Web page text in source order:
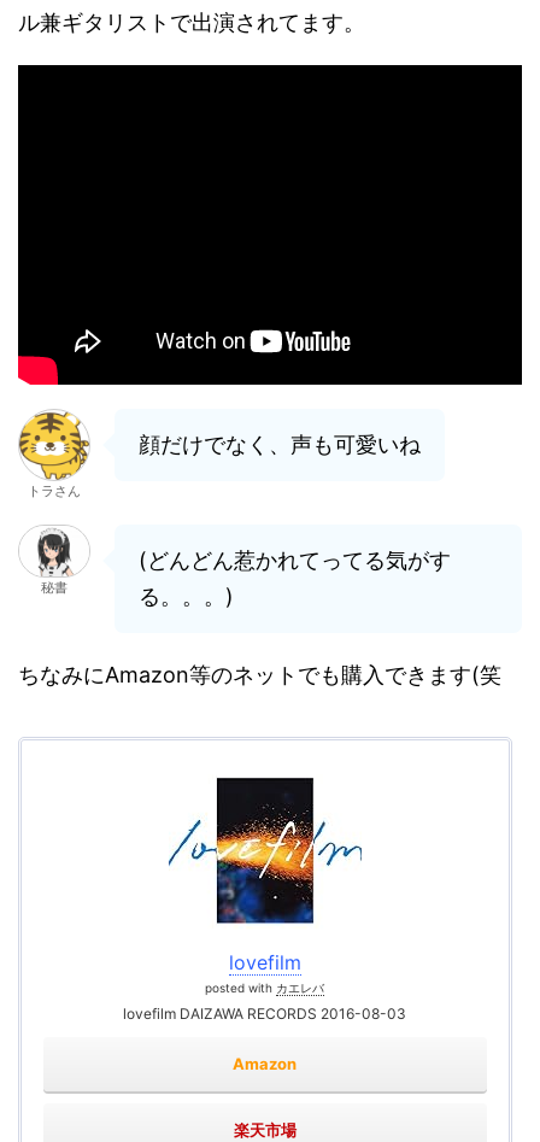
ル兼ギタリストで出演されてます。
トラさん
顔だけでなく、声も可愛いね
秘書
(どんどん惹かれてってる気がす
る。。。)
ちなみにAmazon等のネットでも購入できます(笑
lovefilm
posted with カエレバ
lovefilm DAIZAWA RECORDS 2016-08-03
Amazon
楽天市場